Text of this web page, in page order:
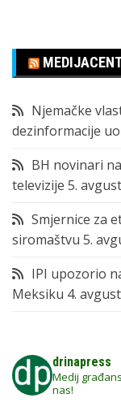
Njemačke
dezinformacije
BH novinari
televizije 5.
Smjernice za
siromaštvu 5.
IPI upozorio
Meksiku 4.
drinapress
Medij
nas!